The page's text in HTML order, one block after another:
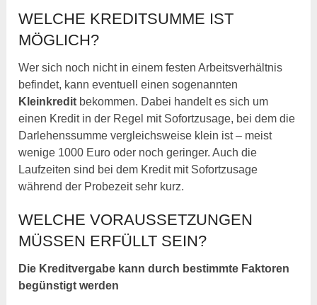
WELCHE KREDITSUMME IST
MÖGLICH?
Wer sich noch nicht in einem festen Arbeitsverhältnis
befindet, kann eventuell einen sogenannten
Kleinkredit bekommen. Dabei handelt es sich um
einen Kredit in der Regel mit Sofortzusage, bei dem die
Darlehenssumme vergleichsweise klein ist – meist
wenige 1000 Euro oder noch geringer. Auch die
Laufzeiten sind bei dem Kredit mit Sofortzusage
während der Probezeit sehr kurz.
WELCHE VORAUSSETZUNGEN
MÜSSEN ERFÜLLT SEIN?
Die Kreditvergabe kann durch bestimmte Faktoren
begünstigt werden